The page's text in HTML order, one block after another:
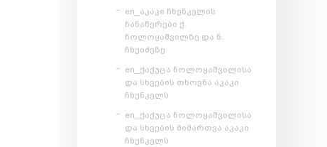
en_აკაკი ჩხენკელის
ჩანაწერები ქ.
ჩოლოყაშვილზე და ნ.
ჩხეიძეზე
en_ქაქუცა ჩოლოყაშვილისა
და სხვების თხოვნა აკაკი
ჩხენკელს
en_ქაქუცა ჩოლოყაშვილისა
და სხვების მიმართვა აკაკი
ჩხენკელს